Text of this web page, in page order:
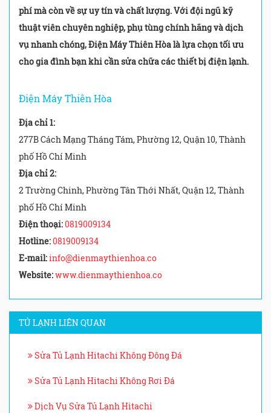
phí mà còn về sự uy tín và chất lượng. Với đội ngũ kỹ
thuật viên chuyên nghiệp, phụ tùng chính hãng và dịch
vụ nhanh chóng, Điện Máy Thiên Hòa là lựa chọn tối ưu
cho gia đình bạn khi cần sửa chữa các thiết bị điện lạnh.
Điện Máy Thiên Hòa
Địa chỉ 1:
277B Cách Mạng Tháng Tám, Phường 12, Quận 10, Thành
phố Hồ Chí Minh
Địa chỉ 2:
2 Trường Chinh, Phường Tân Thới Nhất, Quận 12, Thành
phố Hồ Chí Minh
Điện thoại:0819009134
Hotline:0819009134
E-mail:info@dienmaythienhoa.co
Website:www.dienmaythienhoa.co
TỦ LẠNH LIÊN QUAN
Sửa Tủ Lạnh Hitachi Không Đông Đá
Sửa Tủ Lạnh Hitachi Không Rơi Đá
Dịch Vụ Sửa Tủ Lạnh Hitachi